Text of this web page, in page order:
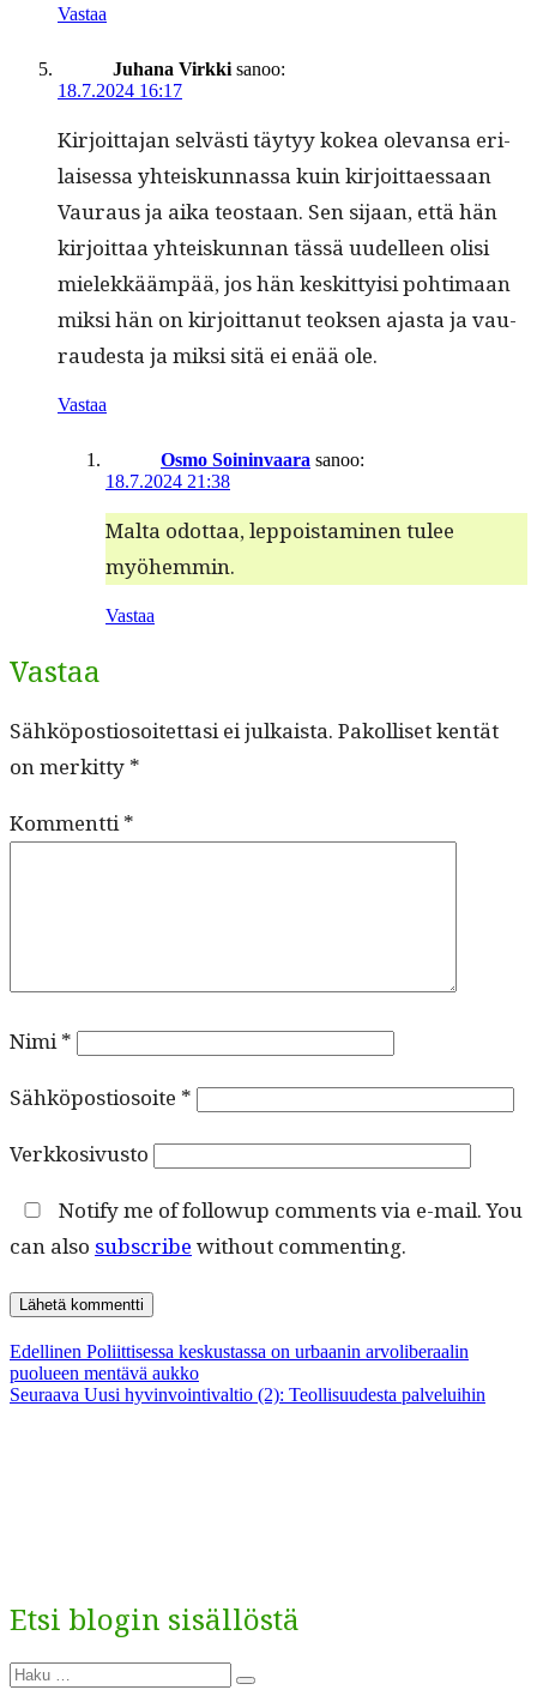
Vastaa
Juhana Virkki sanoo:
18.7.2024 16:17
Kir­joit­ta­jan selvästi täy­tyy kokea ole­vansa eri­
laises­sa yhteiskun­nas­sa kuin kir­joit­taes­saan
Vau­raus ja aika teostaan. Sen sijaan, että hän
kir­joit­taa yhteiskun­nan tässä uudelleen olisi
mielekkääm­pää, jos hän keskit­ty­isi pohti­maan
mik­si hän on kir­joit­tanut teok­sen ajas­ta ja vau­
raud­es­ta ja mik­si sitä ei enää ole.
Vastaa
Osmo Soininvaara sanoo:
18.7.2024 21:38
Mal­ta odot­taa, lep­pois­t­a­mi­nen tulee
myöhemmin.
Vastaa
Vastaa
Sähköpostiosoitettasi ei julkaista. Pakolliset kentät
on merkitty *
Kommentti*
Nimi*
Sähköpostiosoite *
Verkkosivusto
Notify me of followup comments via e-mail. You
can also subscribe without commenting.
Artikkelien
selaus
Edellinen Edellinen
artikkeli:
Poliittisessa keskustassa on urbaanin arvoliberaalin
puolueen mentävä aukko
Seuraava Seuraava
Uusi hyvinvointivaltio (2): Teollisuudesta palveluihin
Etsi blogin sisällöstä
Etsi:
Haku